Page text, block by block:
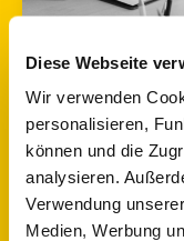
Diese Webseite
Wir verwenden
personalisieren,
können und die
analysieren.
Verwendung
Medien, Werbung